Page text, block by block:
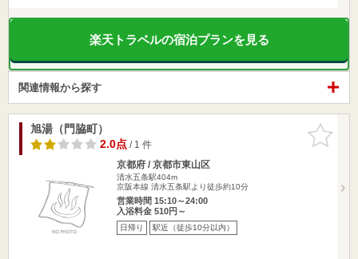
楽天トラベルの宿泊プランを見る
関連情報から探す
お気に入
りに追加
旭湯（門脇町）
2.0点/ 1 件
京都府 / 京都市東山区
清水五条駅404m
京阪本線 清水五条駅より徒歩約10分
営業時間 15:10～24:00
入浴料金 510円～
日帰り 駅近（徒歩10分以内）